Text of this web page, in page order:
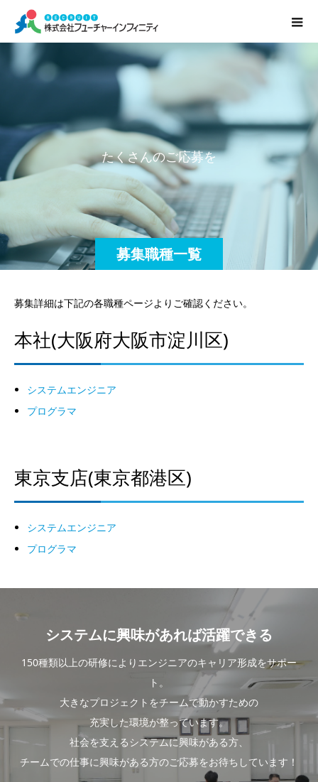
募集職種一覧
たくさんのご応募を
募集詳細は下記の各職種ページよりご確認ください。
本社(大阪府大阪市淀川区)
システムエンジニア
プログラマ
東京支店(東京都港区)
システムエンジニア
プログラマ
システムに興味があれば活躍できる
150種類以上の研修によりエンジニアのキャリア形成をサポー
ト。
大きなプロジェクトをチームで動かすための
充実した環境が整っています。
社会を支えるシステムに興味がある方、
チームでの仕事に興味がある方のご応募をお待ちしています！